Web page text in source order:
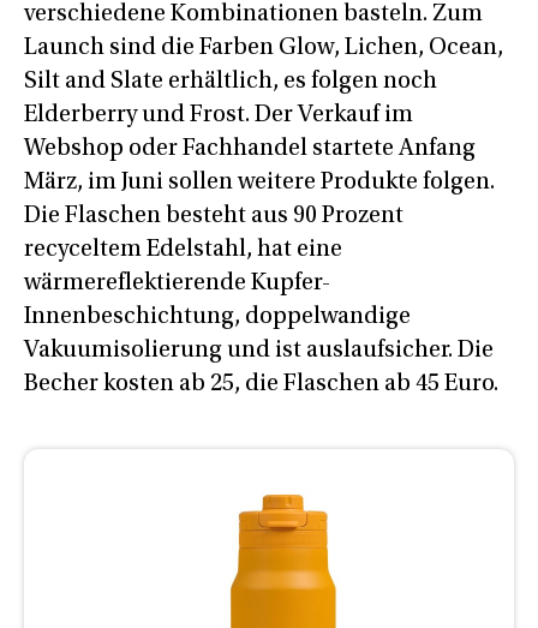
verschiedene Kombinationen basteln. Zum
Launch sind die Farben Glow, Lichen, Ocean,
Silt and Slate erhältlich, es folgen noch
Elderberry und Frost. Der Verkauf im
Webshop oder Fachhandel startete Anfang
März, im Juni sollen weitere Produkte folgen.
Die Flaschen besteht aus 90 Prozent
recyceltem Edelstahl, hat eine
wärmereflektierende Kupfer-
Innenbeschichtung, doppelwandige
Vakuumisolierung und ist auslaufsicher. Die
Becher kosten ab 25, die Flaschen ab 45 Euro.